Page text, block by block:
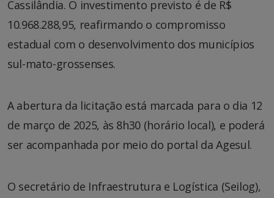
Cassilândia. O investimento previsto é de R$
10.968.288,95, reafirmando o compromisso
estadual com o desenvolvimento dos municípios
sul-mato-grossenses.
A abertura da licitação está marcada para o dia 12
de março de 2025, às 8h30 (horário local), e poderá
ser acompanhada por meio do portal da Agesul.
O secretário de Infraestrutura e Logística (Seilog),